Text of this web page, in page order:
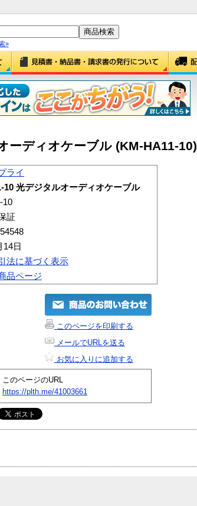
»
ーディオケーブル (KM-HA11-10)
ライ
10 光デジタルオーディオケーブル
10
証
14日
法に基づく表示
品ページ
このページを印刷する
メールでURLを送る
お気に入りに追加する
このページのURL
https://plth.me/41003661